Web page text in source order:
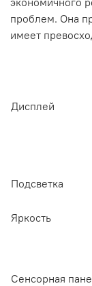
проблем. Она
имеет
Дисплей
Подсветка
Яркость
Сенсорная